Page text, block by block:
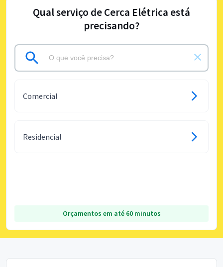
Qual serviço de Cerca Elétrica está
precisando?
Comercial
Residencial
Orçamentos em até 60 minutos